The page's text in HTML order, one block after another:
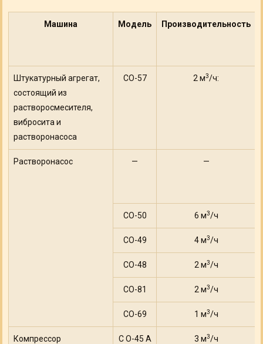
Машина Модель
Производительность
Штукатурный агрегат,
состоящий из
растворосмесителя,
вибросита и
растворонасоса
СО-57 2 м3/ч:
Растворонасос —
—
СО-50 6 м3/ч
СО-49 4 м3/ч
СО-48 2 м3/ч
СО-81 2 м3/ч
СО-69 1 м3/ч
Компрессор
С О-45 А 3 м3/ч